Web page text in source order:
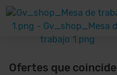
Ofertes que